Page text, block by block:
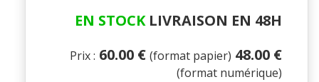
EN STOCKLIVRAISON EN 48H
Prix : 60.00 € (format papier) 48.00 €
(format numérique)